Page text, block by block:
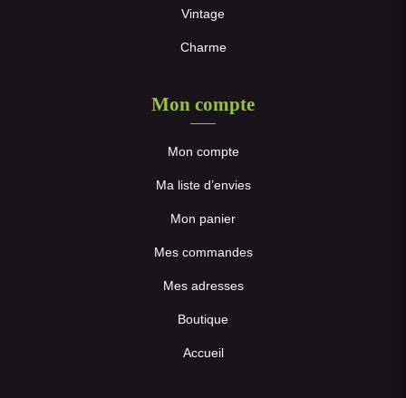
Vintage
Charme
Mon compte
Mon compte
Ma liste d’envies
Mon panier
Mes commandes
Mes adresses
Boutique
Accueil